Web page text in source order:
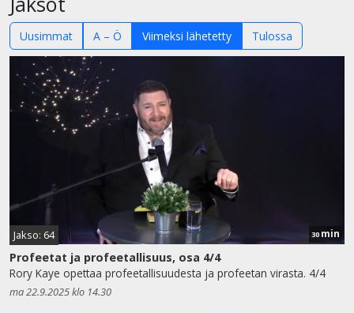
Uusimmat A – Ö Viimeksi lähetetty Tulossa
Jakso: 64 30 min
Profeetat ja profeetallisuus, osa 4/4
Rory Kaye opettaa profeetallisuudesta ja profeetan virasta. 4/4
ma 22.9.2025 klo 14.30